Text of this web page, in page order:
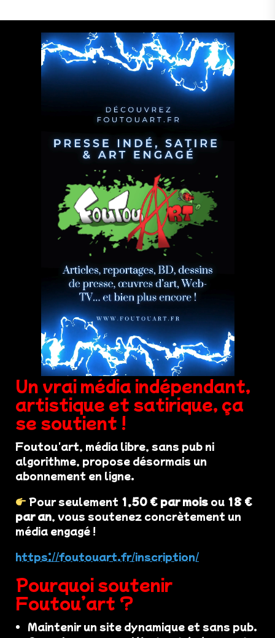
Un vrai média indépendant,
artistique et satirique, ça
se soutient !
Foutou'art, média libre, sans pub ni
algorithme, propose désormais un
abonnement en ligne.
Pour seulement 1,50 € par mois ou 18 €
par an, vous soutenez concrètement un
média engagé !
https://foutouart.fr/inscription/
Pourquoi soutenir
Foutou’art ?
Maintenir un site dynamique et sans pub.